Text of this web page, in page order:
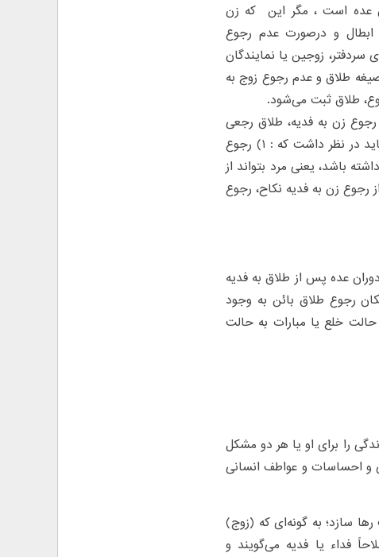
عده است ، مگر این ‌ که زن
و درصورت عدم رجوع
زوجین یا نمایندگان
طلاق و عدم رجوع زوج به
طلاق ثبت می‌شود.
زن به فدیه، طلاق رجعی
خواهد شد و این حق برای مرد وجود دارد که به نکاح رجوع نماید لیکن باید در نظر داشت که : ۱) رجوع
مرد وجود داشته باشد، یعنی مرد بتواند از
۳) تا وقتی که مرد بعد از رجوع زن به فدیه نکاح، رجوع
عده پس از طلاق به فدیه
رجوع طلاق بائن به وجود
خلع یا مبارات به حالت
را برای او یا هر دو مشکل
و احساسات و عواطف انسانی
سازد؛ به گونه‌ای که (زوج)
فداء یا فدیه می‌گویند و